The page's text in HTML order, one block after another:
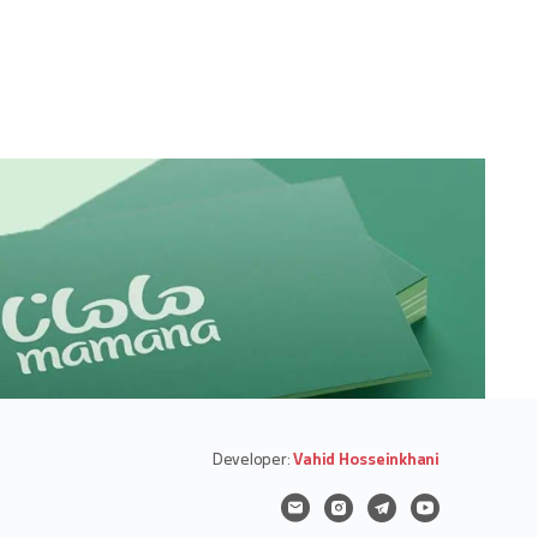
Developer:Vahid Hosseinkhani